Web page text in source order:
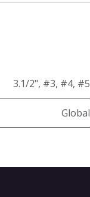
3.1/2", #3, #4, #5
Global